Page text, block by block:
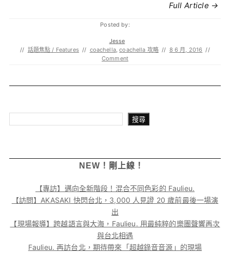
Full Article →
Posted by:
Jesse
// 話題焦點 / Features // coachella,coachella 攻略 // 8 6 月, 2016 //
Comment
搜尋
NEW！剛上線！
【專訪】邁向全新階段！混合不同色彩的 Faulieu.
【訪問】AKASAKI 快閃台北，3,000 人見證 20 歲前最後一場演
出
【現場報導】跨越語言與大海，Faulieu. 用最純粹的樂團聲響再次
與台北相遇
Faulieu. 再訪台北，期待帶來「超越錄音音源」的現場